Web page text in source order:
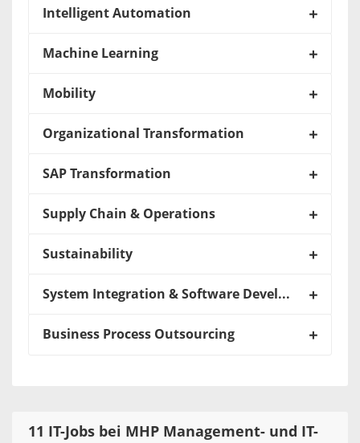
Intelligent Automation
Machine Learning
Mobility
Organizational Transformation
SAP Transformation
Supply Chain & Operations
Sustainability
System Integration & Software Development
Business Process Outsourcing
11 IT-Jobs bei MHP Management- und IT-